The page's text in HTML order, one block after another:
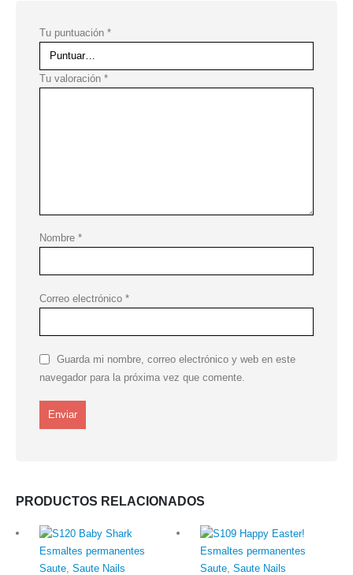
Tu puntuación *
Tu valoración *
Nombre *
Correo electrónico *
Guarda mi nombre, correo electrónico y web en este
navegador para la próxima vez que comente.
PRODUCTOS RELACIONADOS
Esmaltes permanentes
Saute, Saute Nails
Esmaltes permanentes
Saute, Saute Nails